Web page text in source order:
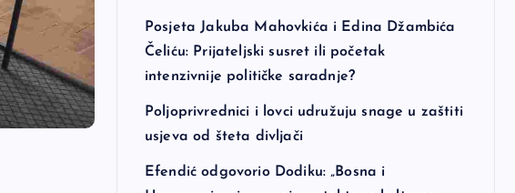
Posjeta Jakuba Mahovkića i Edina Džambića
Čeliću: Prijateljski susret ili početak
intenzivnije političke saradnje?
Poljoprivrednici i lovci udružuju snage u zaštiti
usjeva od šteta divljači
Efendić odgovorio Dodiku: „Bosna i